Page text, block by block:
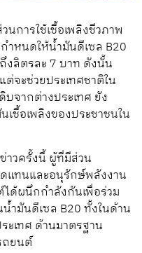
นการใช้เชื้อเพลิงชีวภาพ
ำหนดให้น้ำมันดีเซล B20
งลิตรละ 7 บาท ดังนั้น
ต่จะช่วยประเทศชาติใน
จากต่างประเทศ ยัง
ชื้อเพลิงของประชาชนใน
าวครั้งนี้ ผู้ที่มีส่วน
แทนและอนุรักษ์พลังงาน
ด้ผนึกกำลังกันเพื่อร่วม
ำมันดีเซล B20 ทั้งในด้าน
ะเทศ ด้านมาตรฐาน
ถยนต์